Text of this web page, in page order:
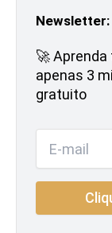
🚀
apenas 3
gratuito